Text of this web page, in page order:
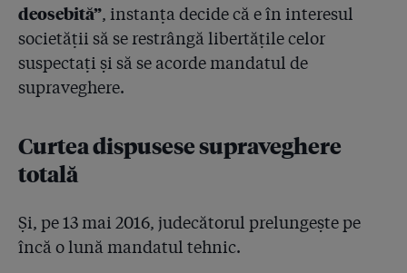
deosebită”, instanța decide că e în interesul
societății să se restrângă libertățile celor
suspectați și să se acorde mandatul de
supraveghere.
Curtea dispusese supraveghere
totală
Și, pe 13 mai 2016, judecătorul prelungește pe
încă o lună mandatul tehnic.